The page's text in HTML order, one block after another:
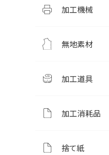
加工機械
無地素材
加工道具
加工消耗品
捨て紙